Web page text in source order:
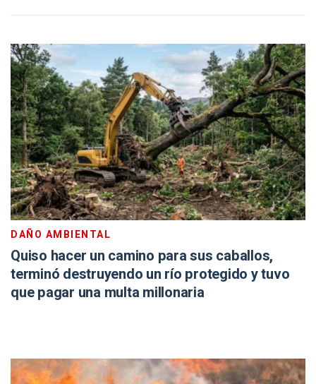
DAÑO AMBIENTAL
Quiso hacer un camino para sus caballos,
terminó destruyendo un río protegido y tuvo
que pagar una multa millonaria